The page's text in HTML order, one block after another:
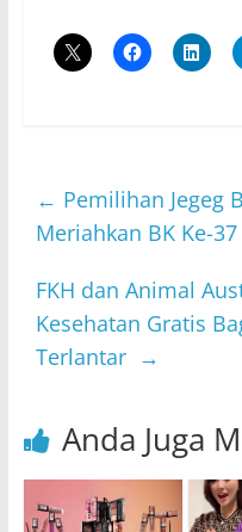
← Pemilihan Jegeg
Meriahkan BK Ke-37
FKH dan Animal
Kesehatan Gratis
Terlantar →
Anda Juga